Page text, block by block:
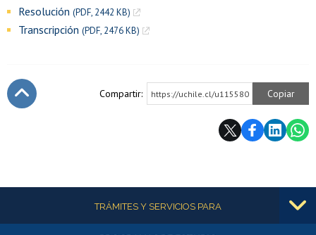
Resolución (PDF, 2442 KB)
Transcripción (PDF, 2476 KB)
Compartir: https://uchile.cl/u115580 Copiar
Más informaciónTRÁMITES Y SERVICIOS PARA